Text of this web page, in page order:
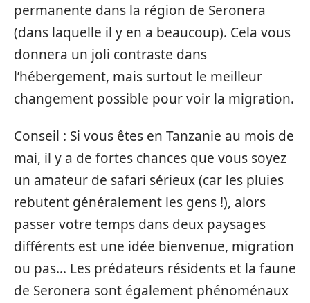
permanente dans la région de Seronera
(dans laquelle il y en a beaucoup). Cela vous
donnera un joli contraste dans
l’hébergement, mais surtout le meilleur
changement possible pour voir la migration.
Conseil : Si vous êtes en Tanzanie au mois de
mai, il y a de fortes chances que vous soyez
un amateur de safari sérieux (car les pluies
rebutent généralement les gens !), alors
passer votre temps dans deux paysages
différents est une idée bienvenue, migration
ou pas… Les prédateurs résidents et la faune
de Seronera sont également phénoménaux